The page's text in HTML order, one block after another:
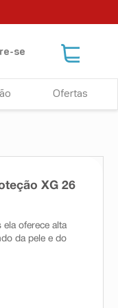
se
Ofertas
XG 26
oferece alta
da pele e do